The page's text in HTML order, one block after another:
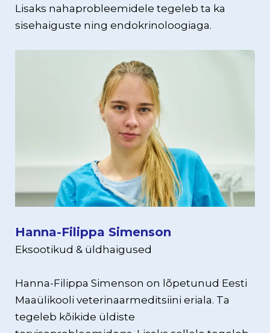
Lisaks nahaprobleemidele tegeleb ta ka
sisehaiguste ning endokrinoloogiaga.
Hanna-Filippa Simenson
Eksootikud & üldhaigused
Hanna-Filippa Simenson on lõpetunud Eesti
Maaülikooli veterinaarmeditsiini eriala. Ta
tegeleb kõikide üldiste